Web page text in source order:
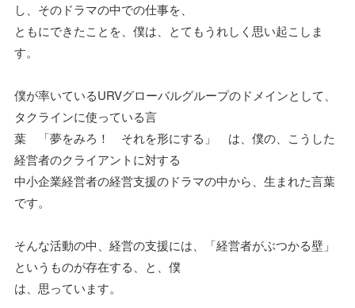
し、そのドラマの中での仕事を、
ともにできたことを、僕は、とてもうれしく思い起こしま
す。
僕が率いているURVグローバルグループのドメインとして、
タクラインに使っている言
葉 「夢をみろ！ それを形にする」 は、僕の、こうした
経営者のクライアントに対する
中小企業経営者の経営支援のドラマの中から、生まれた言葉
です。
そんな活動の中、経営の支援には、「経営者がぶつかる壁」
というものが存在する、と、僕
は、思っています。